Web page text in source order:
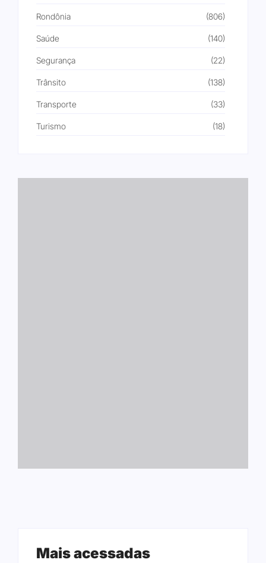
Rondônia (806)
Saúde (140)
Segurança (22)
Trânsito (138)
Transporte (33)
Turismo (18)
Mais acessadas